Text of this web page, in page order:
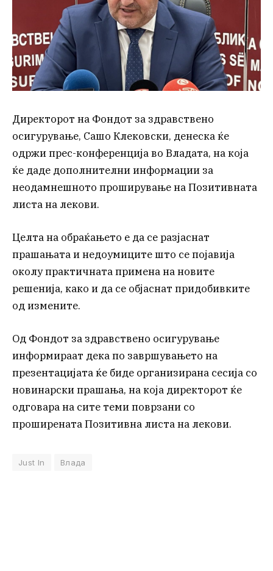
Директорот на Фондот за здравствено
осигурување, Сашо Клековски, денеска ќе
одржи прес-конференција во Владата, на која
ќе даде дополнителни информации за
неодамнешното проширување на Позитивната
листа на лекови.
Целта на обраќањето е да се разјаснат
прашањата и недоумиците што се појавија
околу практичната примена на новите
решенија, како и да се објаснат придобивките
од измените.
Од Фондот за здравствено осигурување
информираат дека по завршувањето на
презентацијата ќе биде организирана сесија со
новинарски прашања, на која директорот ќе
одговара на сите теми поврзани со
проширената Позитивна листа на лекови.
Just In Влада